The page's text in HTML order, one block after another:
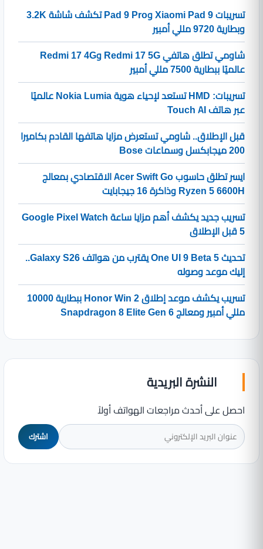
تسريبات Xiaomi Pad 9 وPad 9 Pro تكشف شاشة 3.2K
وبطارية 9720 مللي أمبير
شاومي تطلق هاتفي Redmi 17 5G وRedmi 17 4G
عالميًا ببطارية 7500 مللي أمبير
تسريبات: HMD تستعد لإحياء هوية Nokia Lumia عالميًا
عبر هاتف Touch AI
قبل الإطلاق.. شاومي تستعرض مزايا هاتفها القادم بكاميرا
200 ميجابكسل وسماعات Bose
ايسر تطلق حاسوب Acer Swift Go الاقتصادي بمعالج
Ryzen 5 6600H وذاكرة 16 جيجابايت
تسريب جديد يكشف أهم مزايا ساعة Google Pixel Watch
5 قبل الإطلاق
تحديث One UI 9 Beta 5 يقترب من هواتف Galaxy S26..
إليك موعد وصوله
تسريب يكشف موعد إطلاق Honor Win 2 ببطارية 10000
مللي أمبير ومعالج Snapdragon 8 Elite Gen 6
النشرة البريدية
احصل على أحدث مراجعات الهواتف أولاً
اشترك